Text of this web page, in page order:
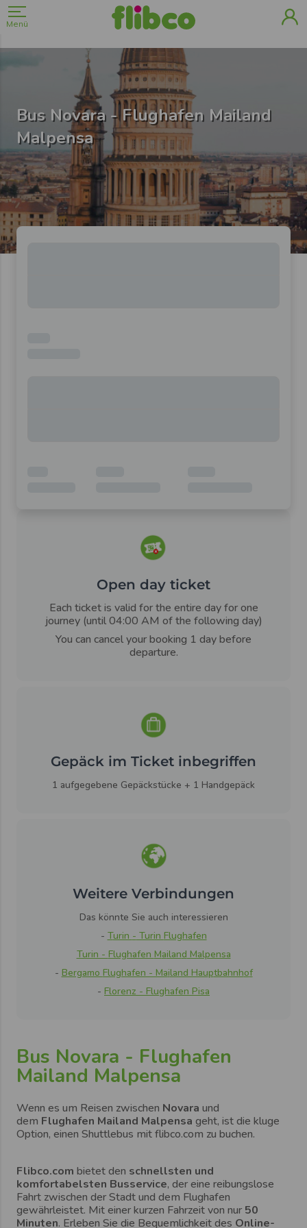
Menü
Bus Novara - Flughafen Mailand
Malpensa
Bus Novara - Flughafen
Mailand Malpensa
Wenn es um Reisen zwischen Novara und
dem Flughafen Mailand Malpensa geht, ist die kluge
Option, einen Shuttlebus mit flibco.com zu buchen.
Flibco.com bietet den schnellsten und
komfortabelsten Busservice, der eine reibungslose
Fahrt zwischen der Stadt und dem Flughafen
gewährleistet. Mit einer kurzen Fahrzeit von nur 50
Minuten. Erleben Sie die Bequemlichkeit des Online-
Open day ticket
Each ticket is valid for the entire day for one
journey (until 04:00 AM of the following day)
You can cancel your booking 1 day before
departure.
Gepäck im Ticket inbegriffen
1 aufgegebene Gepäckstücke + 1 Handgepäck
Weitere Verbindungen
Das könnte Sie auch interessieren
- Turin - Turin Flughafen
Turin - Flughafen Mailand Malpensa
- Bergamo Flughafen - Mailand Hauptbahnhof
- Florenz - Flughafen Pisa